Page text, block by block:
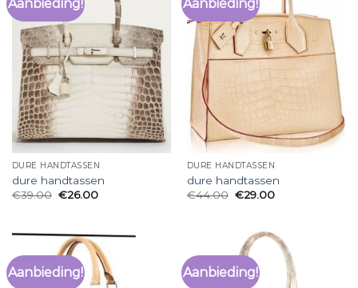
Aanbieding!
DURE HANDTASSEN
dure handtassen
€39.00 €26.00
Aanbieding!
DURE HANDTASSEN
dure handtassen
€44.00 €29.00
Aanbieding! Aanbieding!